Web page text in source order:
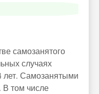
самозанятого
случаях
лет. Самозанятыми
В том числе